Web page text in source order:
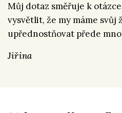
Můj dotaz směřuje k
vysvětlit, že my máme svůj
upřednostňovat přede
Jiřina